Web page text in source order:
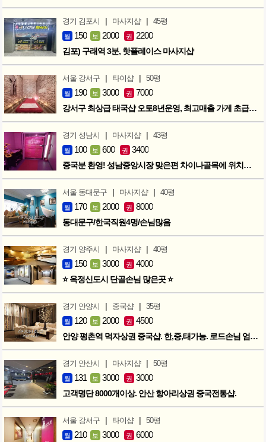
경기 김포시 | 마사지샵 | 45평
월 150 보 2000 권 2200
김포) 구래역 3분, 핫플레이스 마사지샵
서울 강서구 | 타이샵 | 50평
월 190 보 3000 권 7000
강서구 최상급 태국샵 오토8년운영, 최고매출 가게 초급매!!!
경기 성남시 | 마사지샵 | 43평
월 100 보 600 권 3400
중국분 환영! 성남중앙시장 맞은편 차이나골목에 위치한 마사지샵
서울 동대문구 | 마사지샵 | 40평
월 170 보 2000 권 8000
동대문구/한국직원4명/손님많음
경기 양주시 | 마사지샵 | 40평
월 150 보 3000 권 4000
⭐ 옥정신도시 단골손님 많은곳 ⭐
경기 안양시 | 중국샵 | 35평
월 120 보 2000 권 4500
안양 평촌역 먹자상권 중국샵. 한,중,태가능. 로드손님 엄청많아요!
경기 안산시 | 마사지샵 | 50평
월 131 보 3000 권 3000
고객명단 8000개이상. 안산 항아리상권 중국전통샵.
서울 강서구 | 타이샵 | 50평
월 210 보 3000 권 6000